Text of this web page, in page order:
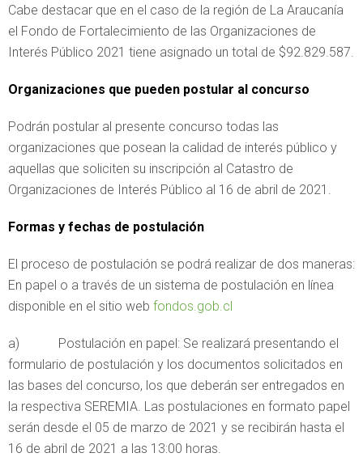
Cabe destacar que en el caso de la región de La Araucanía
el Fondo de Fortalecimiento de las Organizaciones de
Interés Público 2021 tiene asignado un total de $92.829.587.
Organizaciones que pueden postular al concurso
Podrán postular al presente concurso todas las
organizaciones que posean la calidad de interés público y
aquellas que soliciten su inscripción al Catastro de
Organizaciones de Interés Público al 16 de abril de 2021.
Formas y fechas de postulación
El proceso de postulación se podrá realizar de dos maneras:
En papel o a través de un sistema de postulación en línea
disponible en el sitio web fondos.gob.cl
a) Postulación en papel: Se realizará presentando el
formulario de postulación y los documentos solicitados en
las bases del concurso, los que deberán ser entregados en
la respectiva SEREMIA. Las postulaciones en formato papel
serán desde el 05 de marzo de 2021 y se recibirán hasta el
16 de abril de 2021 a las 13:00 horas.